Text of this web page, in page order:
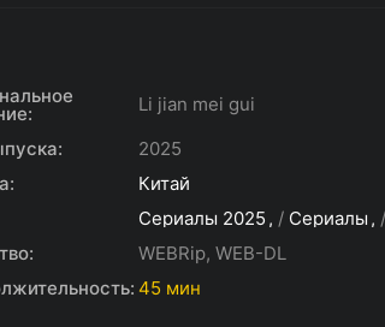
Li jian mei gui
2025
Китай
Сериалы 2025 / Сериалы /
WEBRip, WEB-DL
45 мин